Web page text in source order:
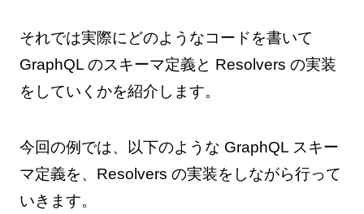
それでは実際にどのようなコードを書いて
GraphQL のスキーマ定義と Resolvers の実装
をしていくかを紹介します。
今回の例では、以下のような GraphQL スキー
マ定義を、Resolvers の実装をしながら行って
いきます。